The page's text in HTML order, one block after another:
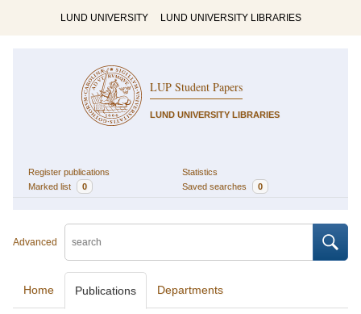
LUND UNIVERSITY LUND UNIVERSITY LIBRARIES
LUP Student Papers
LUND UNIVERSITY LIBRARIES
Register publications
Statistics
Marked list
0 Saved searches 0
Advanced
Home Publications Departments